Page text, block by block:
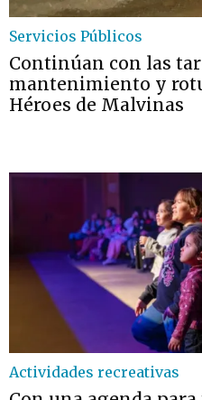
Servicios Públicos
Continúan con las
mantenimiento y
Héroes de Malvinas
Actividades recreativas